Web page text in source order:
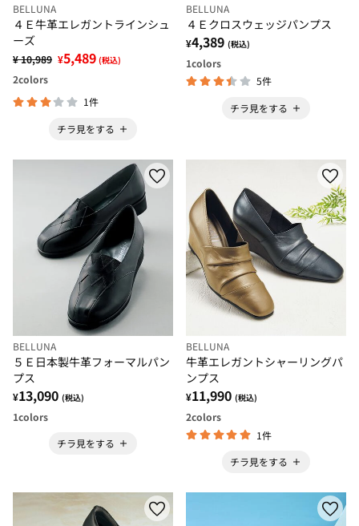
BELLUNA
４Ｅ牛革エレガントラインシュ
ーズ
¥ 10,989 ¥5,489 (税込)
2colors
1件
チラ見をする
BELLUNA
４Ｅクロスウェッジパンプス
¥4,389 (税込)
1colors
5件
チラ見をする
BELLUNA
５Ｅ日本製牛革フォーマルパン
プス
¥13,090 (税込)
1colors
チラ見をする
BELLUNA
牛革エレガントシャーリングパ
ンプス
¥11,990 (税込)
2colors
1件
チラ見をする